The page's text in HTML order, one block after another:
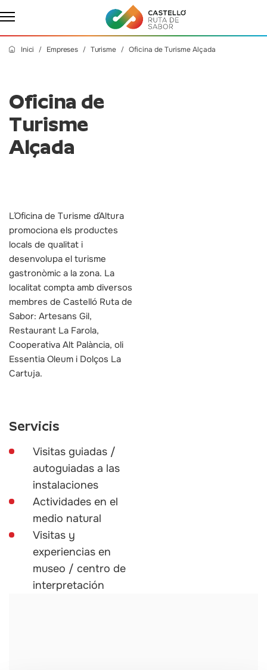
Inici Empreses Turisme Oficina de Turisme Alçada
Oficina de
Turisme
Alçada
L´Oficina de Turisme d´Altura
promociona els productes
locals de qualitat i
desenvolupa el turisme
gastronòmic a la zona. La
localitat compta amb diversos
membres de Castelló Ruta de
Sabor: Artesans Gil,
Restaurant La Farola,
Cooperativa Alt Palància, oli
Essentia Oleum i Dolços La
Cartuja.
Servicis
Visitas guiadas /
autoguiadas a las
instalaciones
Actividades en el
medio natural
Visitas y
experiencias en
museo / centro de
interpretación